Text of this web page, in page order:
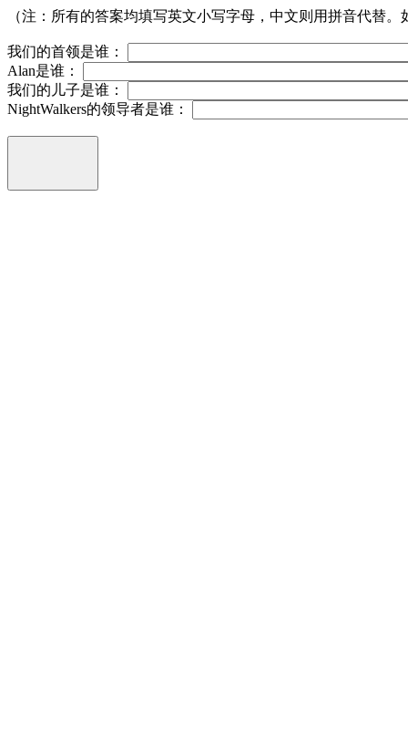
（注：所有的答案均填写英文小写字母，中文则用拼音代替。
我们的首领是谁：
Alan是谁：
我们的儿子是谁：
NightWalkers的领导者是谁：